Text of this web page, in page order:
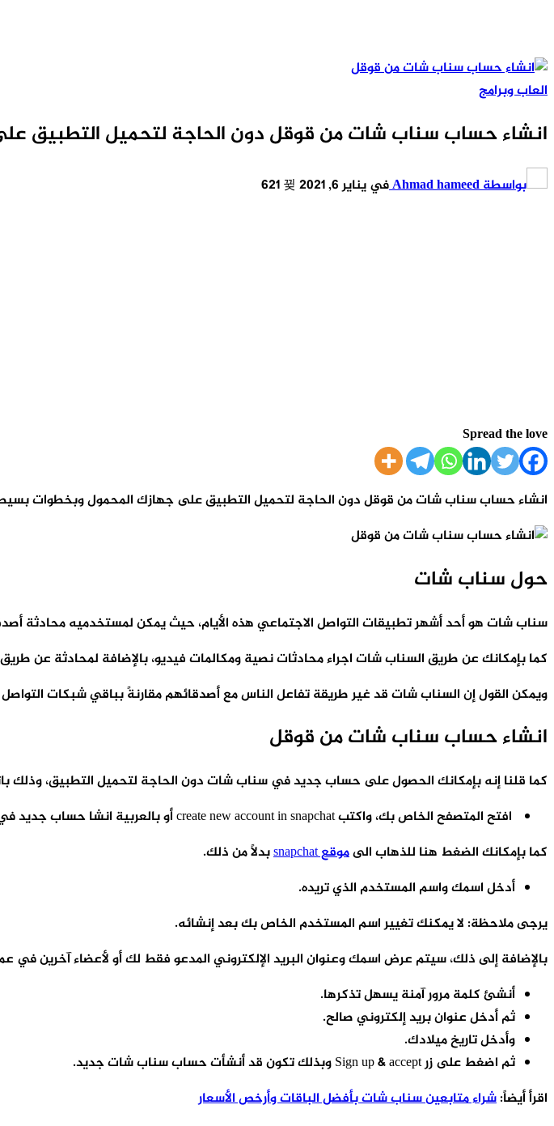
العاب وبرامج
انشاء حساب سناب شات من قوقل دون الحاجة لتحميل التطبيق
بواسطةAhmad hameedفييناير 6, 2021
Spread the love
انشاء حساب سناب شات من قوقل دون الحاجة لتحميل التطبيق على جهازك المحمول وبخطوات
حول سناب شات
سناب شات هو أحد أشهر تطبيقات التواصل الاجتماعي هذه الأيام، حيث يمكن لمستخدميه محادثة أصدقائهم
كما بإمكانك عن طريق السناب شات اجراء محادثات نصية ومكالمات فيديو، بالإضافة لمحادثة عن طريق
ويمكن القول إن السناب شات قد غير طريقة تفاعل الناس مع أصدقائهم مقارنةً بباقي شبكات التواصل
انشاء حساب سناب شات من قوقل
كما قلنا إنه بإمكانك الحصول على حساب جديد في سناب شات دون الحاجة لتحميل التطبيق، وذلك
افتح المتصفح الخاص بك، واكتب create new account in snapchat أو بالعربية انشا حساب جديد في السناب شات
كما بإمكانك الضغط هنا للذهاب الىموقع snapchat
بدلاً من ذلك.
أدخل اسمك واسم المستخدم الذي تريده.
يرجى ملاحظة: لا يمكنك تغيير اسم المستخدم الخاص بك بعد إنشائه.
بالإضافة إلى ذلك، سيتم عرض اسمك وعنوان البريد الإلكتروني المدعو فقط لك أو لأعضاء آخرين
أنشئ كلمة مرور آمنة يسهل تذكرها.
ثم أدخل عنوان بريد إلكتروني صالح.
وأدخل تاريخ ميلادك.
ثم اضغط على زر Sign up & accept وبذلك تكون قد أنشأت حساب سناب شات جديد.
اقرأ أيضاً:شراء متابعين سناب شات بأفضل الباقات وأرخص الأسعار